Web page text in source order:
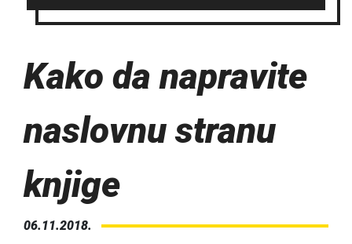
Kako da napravite
naslovnu stranu
knjige
06.11.2018.